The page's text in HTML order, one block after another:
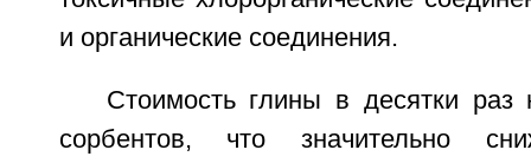
и органические соединения.
Стоимость глины в десятки раз
сорбентов, что значительно